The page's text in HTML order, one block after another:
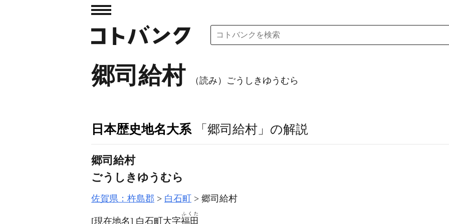
郷司給村 （読み）ごうしきゆうむら
日本歴史地名大系 「郷司給村」の解説
郷司給村
ごうしきゆうむら
佐賀県：杵島郡 白石町 郷司給村
[現在地名] 白石町大字福田
ふくた